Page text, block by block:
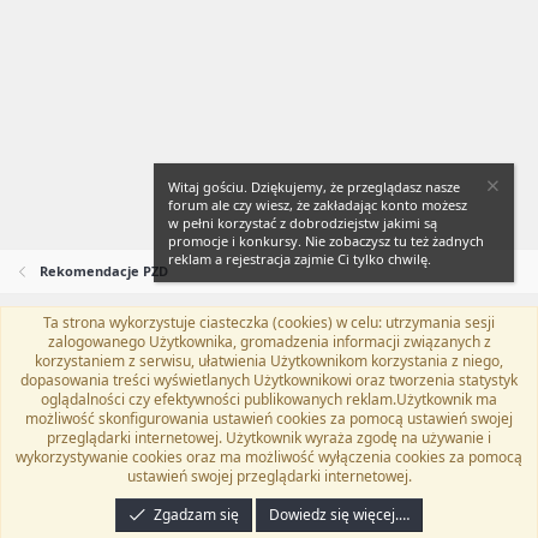
Rekomendacje PZD
Flat Awesome + (Parent DO NOT EDIT)
Polski (PL)
Kontakt
Regulamin Polityka prywatności Pomoc
TwitterKontakt
RSS
Community platform by XenForo® © 2010-2024 XenForo Ltd.
programyzadarmo.net.pl . | Xenforo Add-ons
Email Check by MPM.PM
Witaj gościu. Dziękujemy, że przeglądasz nasze
forum ale czy wiesz, że zakładając konto możesz
w pełni korzystać z dobrodziejstw jakimi są
promocje i konkursy. Nie zobaczysz tu też żadnych
reklam a rejestracja zajmie Ci tylko chwilę.
Ta strona wykorzystuje ciasteczka (cookies) w celu: utrzymania sesji
zalogowanego Użytkownika, gromadzenia informacji związanych z
korzystaniem z serwisu, ułatwienia Użytkownikom korzystania z niego,
dopasowania treści wyświetlanych Użytkownikowi oraz tworzenia statystyk
oglądalności czy efektywności publikowanych reklam.Użytkownik ma
możliwość skonfigurowania ustawień cookies za pomocą ustawień swojej
przeglądarki internetowej. Użytkownik wyraża zgodę na używanie i
wykorzystywanie cookies oraz ma możliwość wyłączenia cookies za pomocą
ustawień swojej przeglądarki internetowej.
Zgadzam się
Dowiedz się więcej.…